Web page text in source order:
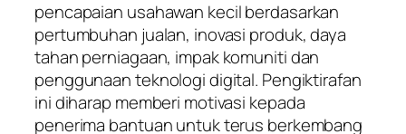
pencapaian usahawan kecil berdasarkan
pertumbuhan jualan, inovasi produk, daya
tahan perniagaan, impak komuniti dan
penggunaan teknologi digital. Pengiktirafan
ini diharap memberi motivasi kepada
penerima bantuan untuk terus berkembang